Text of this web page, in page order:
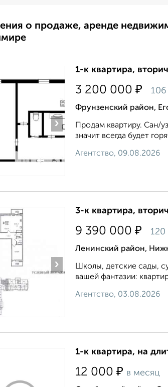
о продаже, аренде
›
1-к квартира,
3 200 000 ₽
Фрунзенский район,
Продам квартиру. Сан/
значит всегда будет
Агентство, 09.08.2026
›
3-к квартира,
9 390 000 ₽ 120
Ленинский район,
Школы, детские сады,
вашей фантазии:
Агентство, 03.08.2026
1-к квартира, на
12 000 ₽ в месяц